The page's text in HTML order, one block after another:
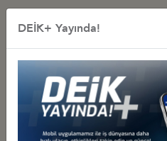
İş Konseyi ile Alakalı
TÜRKİYE – SOMALİ İŞ KONSEYİ
ANKARA
30 Ekim 2019 Çarşamba
DEİK+ Yayında!